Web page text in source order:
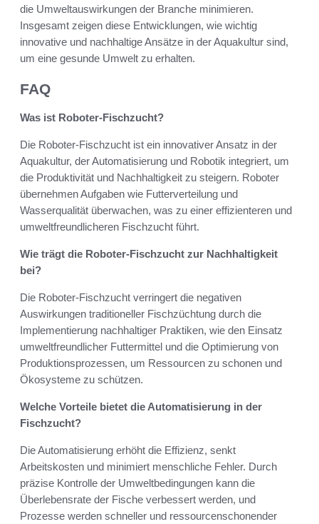
die Umweltauswirkungen der Branche minimieren.
Insgesamt zeigen diese Entwicklungen, wie wichtig
innovative und nachhaltige Ansätze in der Aquakultur sind,
um eine gesunde Umwelt zu erhalten.
FAQ
Was ist Roboter-Fischzucht?
Die Roboter-Fischzucht ist ein innovativer Ansatz in der
Aquakultur, der Automatisierung und Robotik integriert, um
die Produktivität und Nachhaltigkeit zu steigern. Roboter
übernehmen Aufgaben wie Futterverteilung und
Wasserqualität überwachen, was zu einer effizienteren und
umweltfreundlicheren Fischzucht führt.
Wie trägt die Roboter-Fischzucht zur Nachhaltigkeit
bei?
Die Roboter-Fischzucht verringert die negativen
Auswirkungen traditioneller Fischzüchtung durch die
Implementierung nachhaltiger Praktiken, wie den Einsatz
umweltfreundlicher Futtermittel und die Optimierung von
Produktionsprozessen, um Ressourcen zu schonen und
Ökosysteme zu schützen.
Welche Vorteile bietet die Automatisierung in der
Fischzucht?
Die Automatisierung erhöht die Effizienz, senkt
Arbeitskosten und minimiert menschliche Fehler. Durch
präzise Kontrolle der Umweltbedingungen kann die
Überlebensrate der Fische verbessert werden, und
Prozesse werden schneller und ressourcenschonender